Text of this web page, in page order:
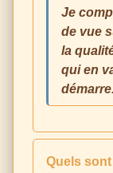
Je
de vue
la
qui en
Quels